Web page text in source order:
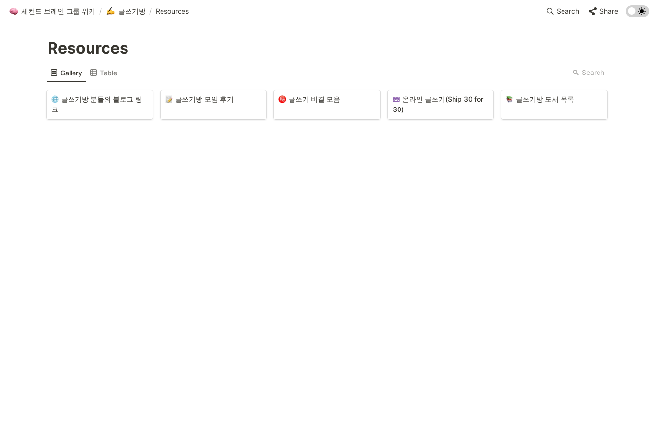
세컨드 브레인 그룹 위키 / 글쓰기방 / Resources Search Share
Resources
Gallery Table Search
글쓰기방 분들의 블로그 링
크
글쓰기방 모임 후기 글쓰기 비결 모음
온라인 글쓰기(Ship 30 for
30)
글쓰기방 도서 목록